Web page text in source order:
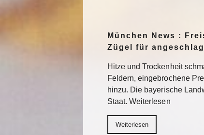
München News :
Zügel für
Hitze und Trockenheit
Feldern, eingebrochene
hinzu. Die bayerische
Staat. Weiterlesen
Weiterlesen